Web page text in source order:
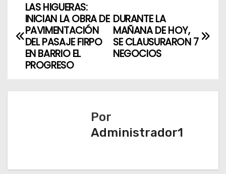
N
a
g
DURANTE LA
MAÑANA DE HOY,
SE CLAUSURARON 7
NEGOCIOS
LAS HIGUERAS:
INICIAN LA OBRA DE
PAVIMENTACIÓN
DEL PASAJE FIRPO
EN BARRIO EL
PROGRESO
Por
Administrador1